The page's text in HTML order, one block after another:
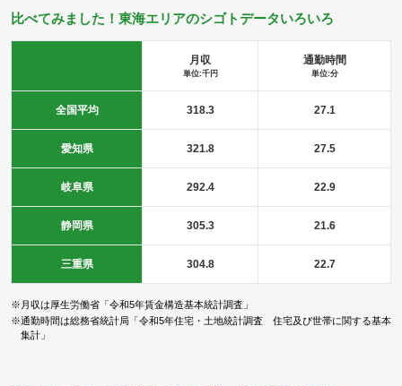
比べてみました！東海エリアのシゴトデータいろいろ
月収
単位:千円
通勤時間
単位:分
全国平均 318.3 27.1
愛知県 321.8 27.5
岐阜県 292.4 22.9
静岡県 305.3 21.6
三重県 304.8 22.7
※月収は厚生労働省「令和5年賃金構造基本統計調査」
※通勤時間は総務省統計局「令和5年住宅・土地統計調査 住宅及び世帯に関する基本
集計」